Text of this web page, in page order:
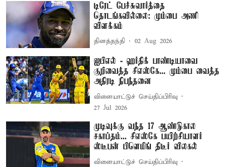
டிரேட் பேச்சுவார்த்தை
தொடங்கவில்லை: மும்பை அணி
விளக்கம்
தினத்தந்தி 02 Aug 2026
ஐபிஎல் - ஹர்திக் பாண்டியாவை
குறிவைத்த சிஎஸ்கே... மும்பை வைத்த
அதிரடி நிபந்தனை
விளையாட்டுச் செய்திப்பிரிவு
27 Jul 2026
முடிவுக்கு வந்த 17 ஆண்டுகால
சகாப்தம்... சிஎஸ்கே பயிற்சியாளர்
ஸ்டீபன் பிளெமிங் திடீர் விலகல்
விளையாட்டுச் செய்திப்பிரிவு